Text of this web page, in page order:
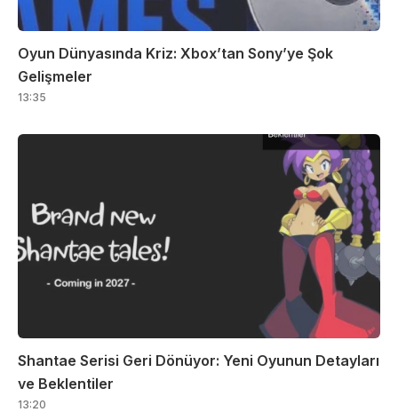
Oyun Dünyasında Kriz: Xbox’tan Sony’ye Şok
Gelişmeler
13:35
Shantae Serisi Geri Dönüyor: Yeni Oyunun Detayları
ve Beklentiler
13:20